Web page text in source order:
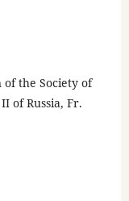
the Society of
of Russia, Fr.